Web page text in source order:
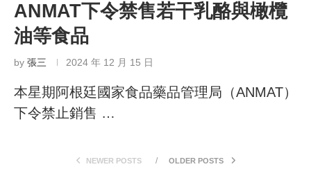
ANMAT下令禁售若干乳酪與橄欖
油等食品
by 張三 2024 年 12 月 15 日
本星期阿根廷國家食品藥品管理局（ANMAT）
下令禁止銷售 …
NEWER POSTS OLDER POSTS